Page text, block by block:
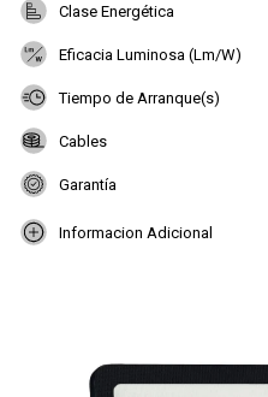
Clase Energética
Eficacia Luminosa (Lm/W)
Tiempo de Arranque(s)
Cables
Garantía
Informacion Adicional